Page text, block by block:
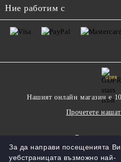
Ние работим с
GDPR
Нашият онлайн магазин е
Прочетете
За да направи посещенията
уебстраницата възможно най-